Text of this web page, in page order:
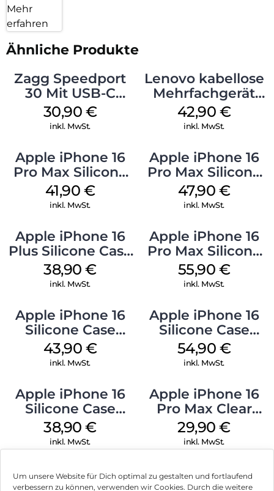
Um unsere Website für Dich optimal zu gestalten und fortlaufend
verbessern zu können, verwenden wir Cookies. Durch die weitere
Mehr
erfahren
Ähnliche Produkte
Zagg Speedport
30 Mit USB-C
Kabel Weiß
30,90 €
inkl. MwSt.
Lenovo kabellose
Mehrfachgerät
Luna Grey
42,90 €
inkl. MwSt.
Apple iPhone 16
Pro Max Silicone
Case MagSafe
Ultramarine
41,90 €
inkl. MwSt.
Apple iPhone 16
Pro Max Silicone
Case MagSafe
Black
47,90 €
inkl. MwSt.
Apple iPhone 16
Plus Silicone Case
MagSafe Denim
38,90€
inkl. MwSt.
Apple iPhone 16
Pro Max Silicone
Case MagSafe
Stone Gray
55,90 €
inkl. MwSt.
Apple iPhone 16
Silicone Case
MagSafe Plum
43,90 €
inkl. MwSt.
Apple iPhone 16
Silicone Case
MagSafe Black
54,90 €
inkl. MwSt.
Apple iPhone 16
Silicone Case
MagSafe
Ultramarine
38,90€
inkl. MwSt.
Apple iPhone 16
Pro Max Clear
Case MagSafe
Transparent
29,90€
inkl. MwSt.